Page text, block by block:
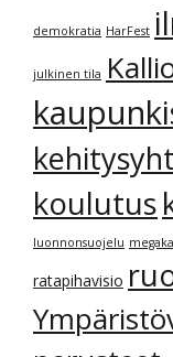
demokratia HarFest
julkinen tila
koulutus
luonnonsuojelu
ratapihavisio